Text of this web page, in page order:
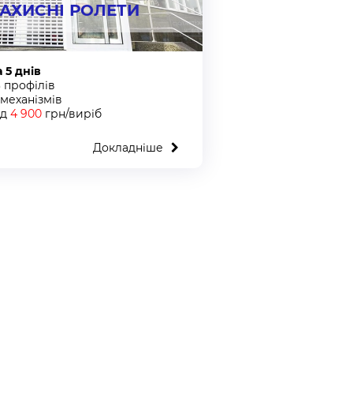
РОЛЕТИ
5 днів
профілів
4 900 грн/виріб
Докладніше